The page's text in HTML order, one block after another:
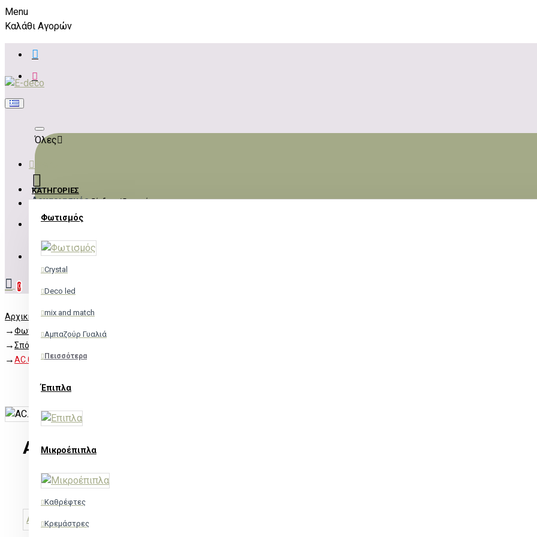
Menu
Καλάθι Αγορών
Όλες
ΛογαριασμόςΣύνδεση / Εγγραφή
ΚΑΤΗΓΟΡΊΕΣ
Φωτισμός
Crystal
Deco led
mix and match
Αμπαζούρ Γυαλιά
Πεισσότερα
Έπιπλα
Μικροέπιπλα
Καθρέφτες
Κρεμάστρες
ΣΎΝΔΕΣΗ
ΕΓΓΡΑΦΉ
0
Αρχική
Φωτισμός
Σπότ χωνευτά
AC.0453254PS
AC.0453254PS
Μη διαθέσιμο
AC.0453254PS
ACA